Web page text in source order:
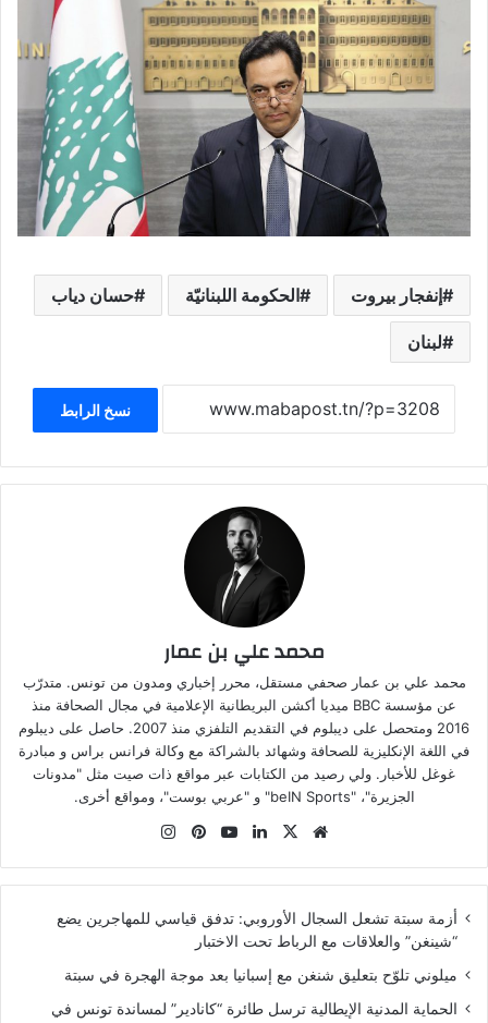
إنفجار بيروت الحكومة اللبنانيّة حسان دياب
لبنان
نسخ الرابط
محمد علي بن عمار
محمد علي بن عمار صحفي مستقل، محرر إخباري ومدون من تونس. متدرّب
عن مؤسسة BBC ميديا أكشن البريطانية الإعلامية في مجال الصحافة منذ
2016 ومتحصل على ديبلوم في التقديم التلفزي منذ 2007. حاصل على ديبلوم
في اللغة الإنكليزية للصحافة وشهائد بالشراكة مع وكالة فرانس براس و مبادرة
غوغل للأخبار. ولي رصيد من الكتابات عبر مواقع ذات صيت مثل "مدونات
الجزيرة"، "beIN Sports" و "عربي بوست"، ومواقع أخرى.
موقع
‫X لينكدإن‫YouTubeبينتيريست
أزمة سبتة تشعل السجال الأوروبي: تدفق قياسي للمهاجرين يضع
“شينغن” والعلاقات مع الرباط تحت الاختبار
ميلوني تلوّح بتعليق شنغن مع إسبانيا بعد موجة الهجرة في سبتة
الحماية المدنية الإيطالية ترسل طائرة “كانادير” لمساندة تونس في